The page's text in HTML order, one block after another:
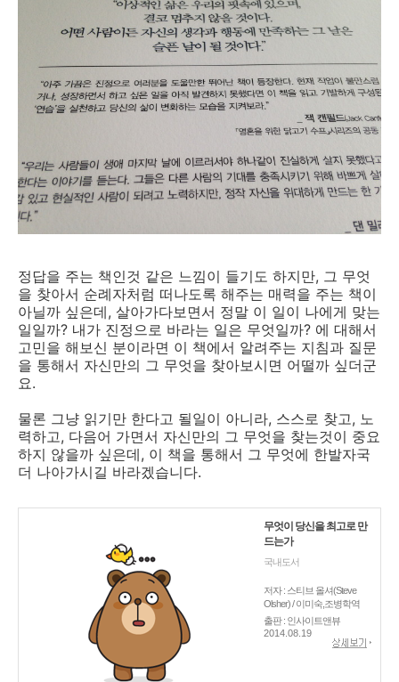
정답을 주는 책인것 같은 느낌이 들기도 하지만, 그 무엇
을 찾아서 순례자처럼 떠나도록 해주는 매력을 주는 책이
아닐까 싶은데, 살아가다보면서 정말 이 일이 나에게 맞는
일일까? 내가 진정으로 바라는 일은 무엇일까? 에 대해서
고민을 해보신 분이라면 이 책에서 알려주는 지침과 질문
을 통해서 자신만의 그 무엇을 찾아보시면 어떨까 싶더군
요.
물론 그냥 읽기만 한다고 될일이 아니라, 스스로 찾고, 노
력하고, 다음어 가면서 자신만의 그 무엇을 찾는것이 중요
하지 않을까 싶은데, 이 책을 통해서 그 무엇에 한발자국
더 나아가시길 바라겠습니다.
무엇이 당신을 최고로 만
드는가
국내도서
저자 : 스티브 올셔(Steve
Olsher) / 이미숙,조병학역
출판 : 인사이트앤뷰
2014.08.19